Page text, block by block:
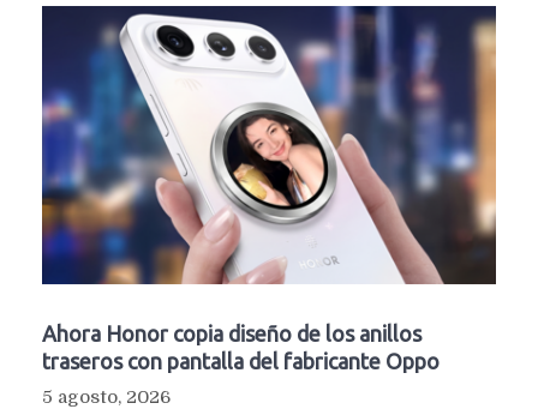
Ahora Honor copia diseño de los anillos
traseros con pantalla del fabricante Oppo
5 agosto, 2026